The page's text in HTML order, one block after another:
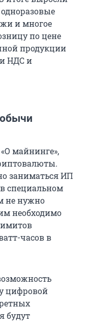
и многое
по цене
продукции
НДС и
майнинге»,
заниматься ИП
специальном
не нужно
необходимо
часов в
цифровой
будут